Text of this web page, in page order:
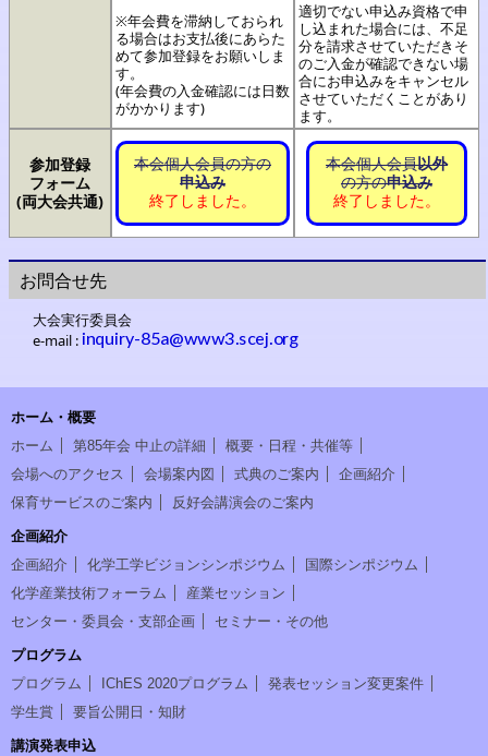
※年会費を滞納しておられ
る場合はお支払後にあらた
めて参加登録をお願いしま
す。
(年会費の入金確認には日数
がかかります)
適切でない申込み資格で申
し込まれた場合には、不足
分を請求させていただきそ
のご入金が確認できない場
合にお申込みをキャンセル
させていただくことがあり
ます。
参加登録
フォーム
(両大会共通)
本会個人会員の方の
申込み
終了しました。
本会個人会員以外
の方の申込み
終了しました。
お問合せ先
大会実行委員会
e-mail :
ホーム・概要
ホーム
第85年会 中止の詳細
概要・日程・共催等
会場へのアクセス
会場案内図 式典のご案内
企画紹介
保育サービスのご案内
反好会講演会のご案内
企画紹介
企画紹介
化学工学ビジョンシンポジウム
国際シンポジウム
化学産業技術フォーラム
産業セッション
センター・委員会・支部企画
セミナー・その他
プログラム
プログラム
IChES 2020プログラム
発表セッション変更案件
学生賞
要旨公開日・知財
講演発表申込